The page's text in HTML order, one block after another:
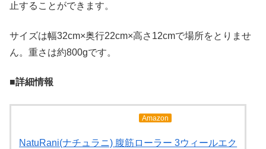
止することができます。
サイズは幅32cm×奥行22cm×高さ12cmで場所をとりませ
ん。重さは約800gです。
■詳細情報
Amazon
NatuRani(ナチュラニ) 腹筋ローラー 3ウィールエク